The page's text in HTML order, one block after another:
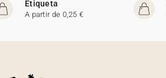
Etiqueta
A partir de 0,25 €